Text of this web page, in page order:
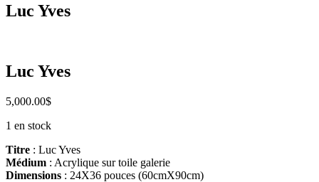
Luc Yves
Luc Yves
5,000.00$
1 en stock
Titre : Luc Yves
Médium : Acrylique sur toile galerie
Dimensions : 24X36 pouces (60cmX90cm)